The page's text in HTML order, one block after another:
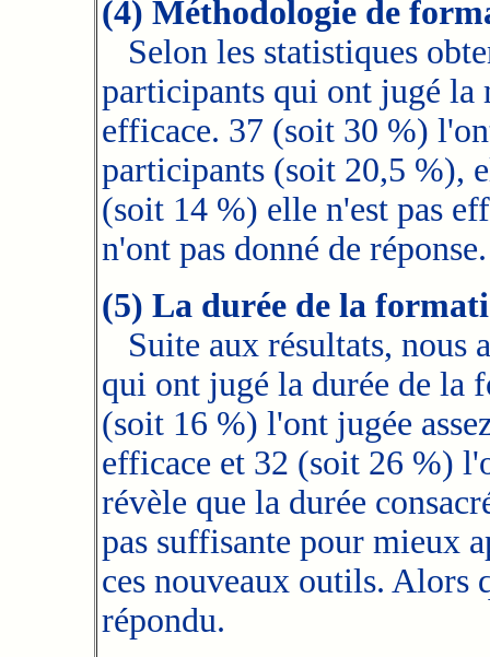
(4) Méthodologie de
Selon les statistiques
participants qui ont jugé la
efficace. 37 (soit 30 %)
participants (soit 20,5 %),
(soit 14 %) elle n'est pas
n'ont pas donné de réponse.
(5) La durée de la
Suite aux résultats, nous
qui ont jugé la durée de la
(soit 16 %) l'ont jugée
efficace et 32 (soit 26 %)
révèle que la durée
pas suffisante pour mieux
ces nouveaux outils. Alors
répondu.